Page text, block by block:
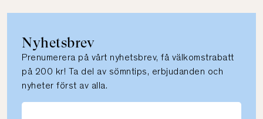
Nyhetsbrev
Prenumerera på vårt nyhetsbrev, få välkomstrabatt
på 200 kr! Ta del av sömntips, erbjudanden och
nyheter först av alla.